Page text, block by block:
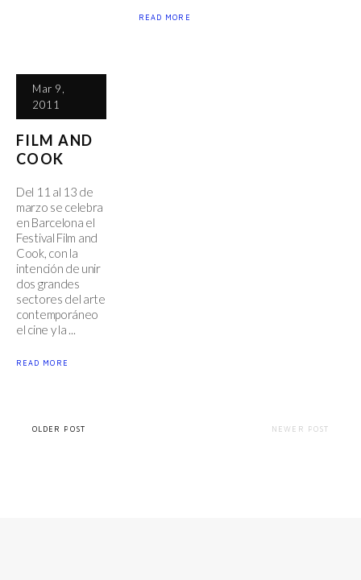
READ MORE
Mar 9,
2011
FILM AND
COOK
Del 11 al 13 de
marzo se celebra
en Barcelona el
Festival Film and
Cook, con la
intención de unir
dos grandes
sectores del arte
contemporáneo
el cine y la ...
READ MORE
NEWER POST
OLDER POST